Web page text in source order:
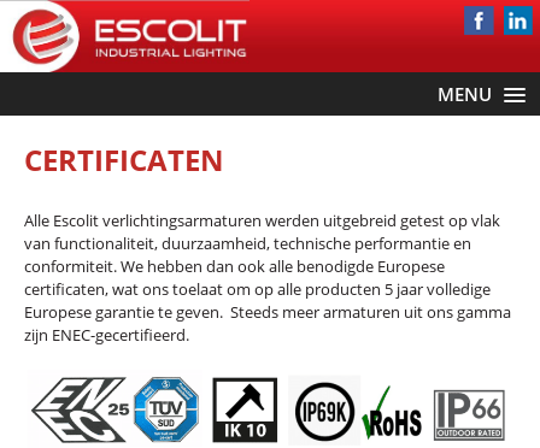
MENU
CERTIFICATEN
Alle Escolit verlichtingsarmaturen werden uitgebreid getest op vlak
van functionaliteit, duurzaamheid, technische performantie en
conformiteit. We hebben dan ook alle benodigde Europese
certificaten, wat ons toelaat om op alle producten 5 jaar volledige
Europese garantie te geven. Steeds meer armaturen uit ons gamma
zijn ENEC-gecertifieerd.